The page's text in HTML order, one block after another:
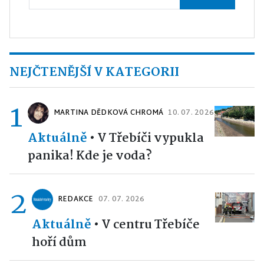
NEJČTENĚJŠÍ V KATEGORII
1 MARTINA DĚDKOVÁ CHROMÁ 10. 07. 2026
Aktuálně • V Třebíči vypukla
panika! Kde je voda?
2 REDAKCE 07. 07. 2026
Aktuálně • V centru Třebíče
hoří dům